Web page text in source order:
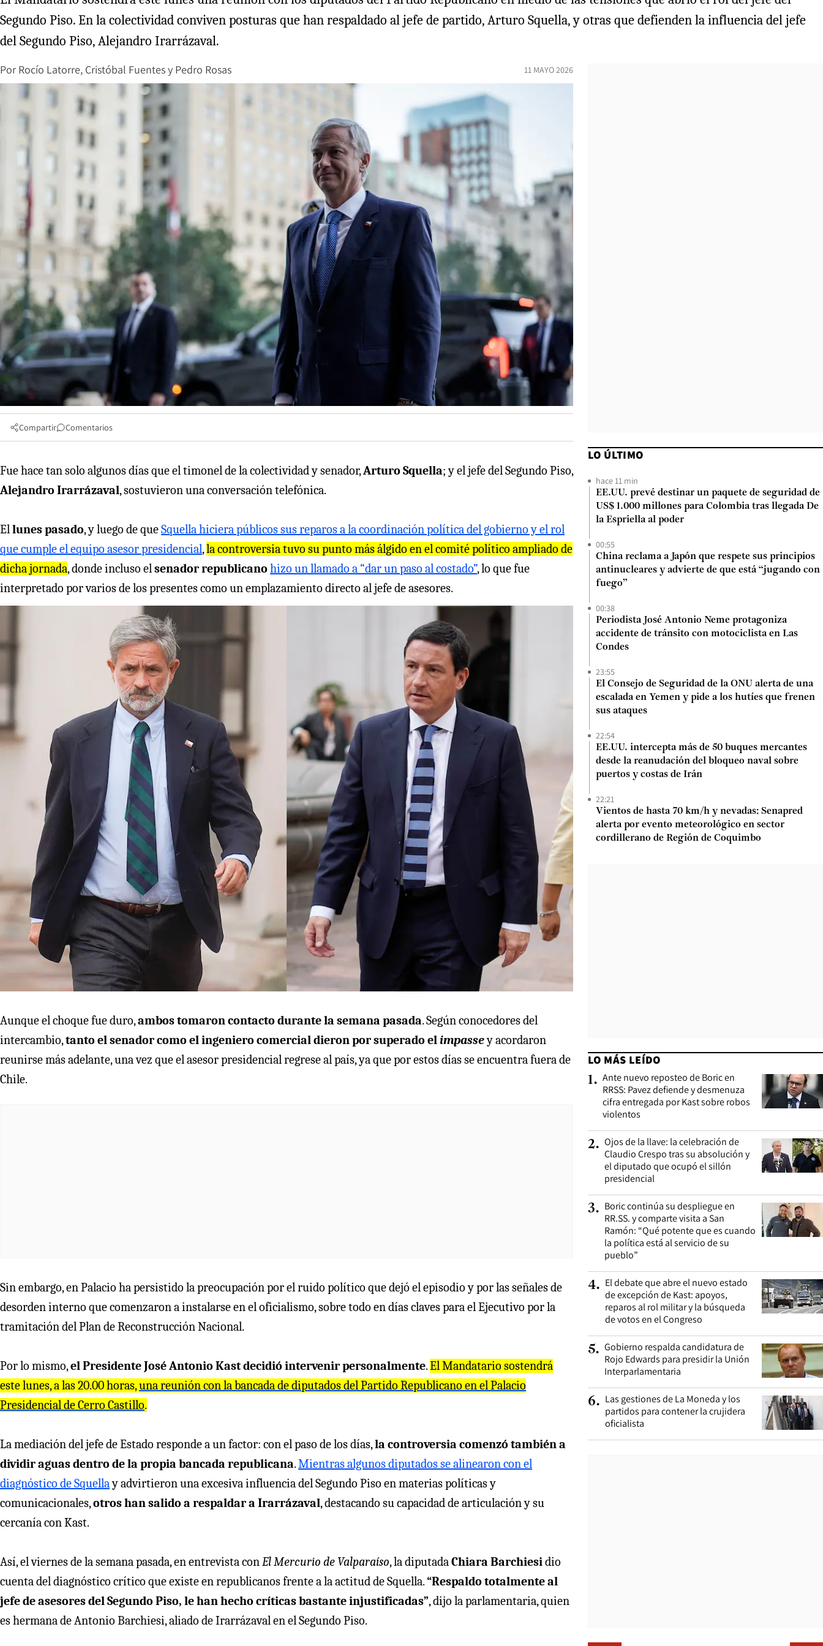
Segundo Piso. En la colectividad conviven posturas que han respaldado al jefe de partido, Arturo Squella, y otras que defienden la influencia del jefe
del Segundo Piso, Alejandro Irarrázaval.
Por Rocío Latorre, Cristóbal Fuentesy Pedro Rosas 11 MAYO 2026
Compartir Comentarios
Fue hace tan solo algunos días que el timonel de la colectividad y senador,Arturo Squella; y el jefe del Segundo Piso,
Alejandro Irarrázaval, sostuvieron una conversación telefónica.
Ellunes pasado, y luego de queSquella hiciera públicos sus reparos a la coordinación política del gobierno y el rol
que cumple el equipo asesor presidencial,la controversia tuvo su punto más álgido en el comité político ampliado de
dicha jornada, donde incluso elsenador republicano hizo un llamado a “dar un paso al costado”, lo que fue
interpretado por varios de los presentes como un emplazamiento directo al jefe de asesores.
Aunque el choque fue duro,ambos tomaron contacto durante la semana pasada. Según conocedores del
intercambio,tanto el senador como el ingeniero comercial dieron por superado elimpassey acordaron
reunirse más adelante, una vez que el asesor presidencial regrese al país, ya que por estos días se encuentra fuera de
Chile.
Sin embargo, en Palacio ha persistido la preocupación por el ruido político que dejó el episodio y por las señales de
desorden interno que comenzaron a instalarse en el oficialismo, sobre todo en días claves para el Ejecutivo por la
tramitación del Plan de Reconstrucción Nacional.
Por lo mismo,el Presidente José Antonio Kast decidió intervenir personalmente.El Mandatario sostendrá
este lunes, a las 20.00 horas,una reunión con la bancada de diputados del Partido Republicano en el Palacio
Presidencial de Cerro Castillo.
La mediación del jefe de Estado responde a un factor: con el paso de los días,la controversia comenzó también a
dividir aguas dentro de la propia bancada republicana.Mientras algunos diputados se alinearon con el
diagnóstico de Squellay advirtieron una excesiva influencia del Segundo Piso en materias políticas y
comunicacionales,otros han salido a respaldar a Irarrázaval, destacando su capacidad de articulación y su
cercanía con Kast.
Así, el viernes de la semana pasada, en entrevista conEl Mercurio de Valparaíso, la diputadaChiara Barchiesidio
cuenta del diagnóstico crítico que existe en republicanos frente a la actitud de Squella.“Respaldo totalmente al
jefe de asesores del Segundo Piso, le han hecho críticas bastante injustificadas”, dijo la parlamentaria, quien
es hermana de Antonio Barchiesi, aliado de Irarrázaval en el Segundo Piso.
LO ÚLTIMO
hace 11 min
EE.UU. prevé destinar un paquete de seguridad de
US$ 1.000 millones para Colombia tras llegada De
la Espriella al poder
00:55
China reclama a Japón que respete sus principios
antinucleares y advierte de que está “jugando con
fuego”
00:38
Periodista José Antonio Neme protagoniza
accidente de tránsito con motociclista en Las
Condes
23:55
El Consejo de Seguridad de la ONU alerta de una
escalada en Yemen y pide a los hutíes que frenen
sus ataques
22:54
EE.UU. intercepta más de 50 buques mercantes
desde la reanudación del bloqueo naval sobre
puertos y costas de Irán
22:21
Vientos de hasta 70 km/h y nevadas: Senapred
alerta por evento meteorológico en sector
cordillerano de Región de Coquimbo
LO MÁS LEÍDO
1. Ante nuevo reposteo de Boric en
RRSS: Pavez defiende y desmenuza
cifra entregada por Kast sobre robos
violentos
2. Ojos de la llave: la celebración de
Claudio Crespo tras su absolución y
el diputado que ocupó el sillón
presidencial
3. Boric continúa su despliegue en
RR.SS. y comparte visita a San
Ramón: “Qué potente que es cuando
la política está al servicio de su
pueblo”
4. El debate que abre el nuevo estado
de excepción de Kast: apoyos,
reparos al rol militar y la búsqueda
de votos en el Congreso
5. Gobierno respalda candidatura de
Rojo Edwards para presidir la Unión
Interparlamentaria
6. Las gestiones de La Moneda y los
partidos para contener la crujidera
oficialista